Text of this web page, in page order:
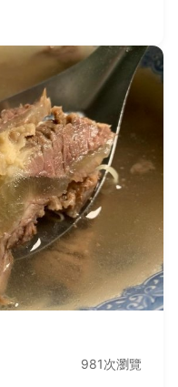
滋味吧！
981次瀏覽